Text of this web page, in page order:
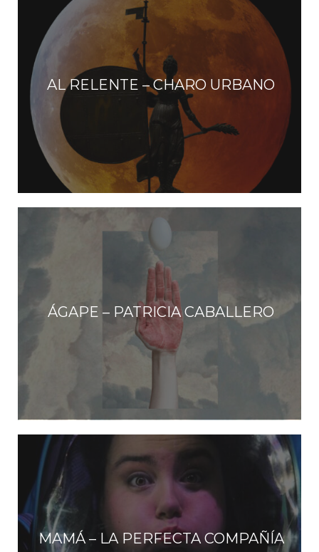
AL RELENTE – CHARO URBANO
ÁGAPE – PATRICIA CABALLERO
MAMÁ – LA PERFECTA COMPAÑÍA